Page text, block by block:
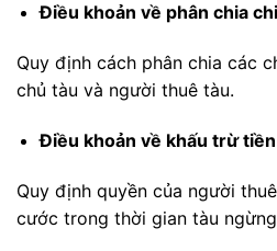
Điều khoản về phân chia
Quy định cách phân chia các
chủ tàu và người thuê tàu.
Điều khoản về khấu trừ
Quy định quyền của người
cước trong thời gian tàu